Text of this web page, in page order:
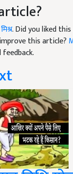
. Did you liked
this article?